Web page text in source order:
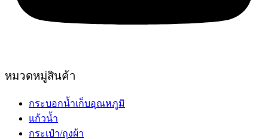
หมวดหมู่สินค้า
กระบอกน้ำเก็บอุณหภูมิ
แก้วน้ำ
กระเป๋า/ถุงผ้า